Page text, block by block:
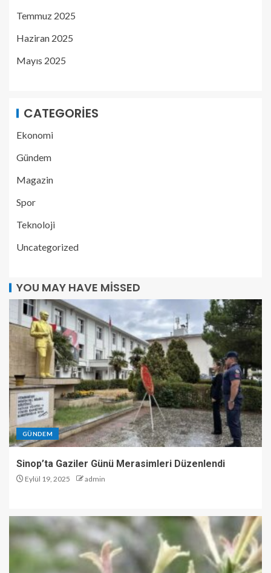
Temmuz 2025
Haziran 2025
Mayıs 2025
CATEGORIES
Ekonomi
Gündem
Magazin
Spor
Teknoloji
Uncategorized
YOU MAY HAVE MISSED
GÜNDEM
Sinop’ta Gaziler Günü Merasimleri Düzenlendi
Eylül 19, 2025 admin